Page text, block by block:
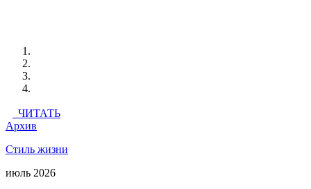
ЧИТАТЬ
Архив
Стиль жизни
июль 2026